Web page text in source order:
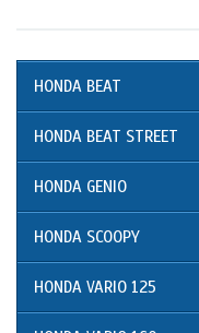
HONDA BEAT
HONDA BEAT STREET
HONDA GENIO
HONDA SCOOPY
HONDA VARIO 125